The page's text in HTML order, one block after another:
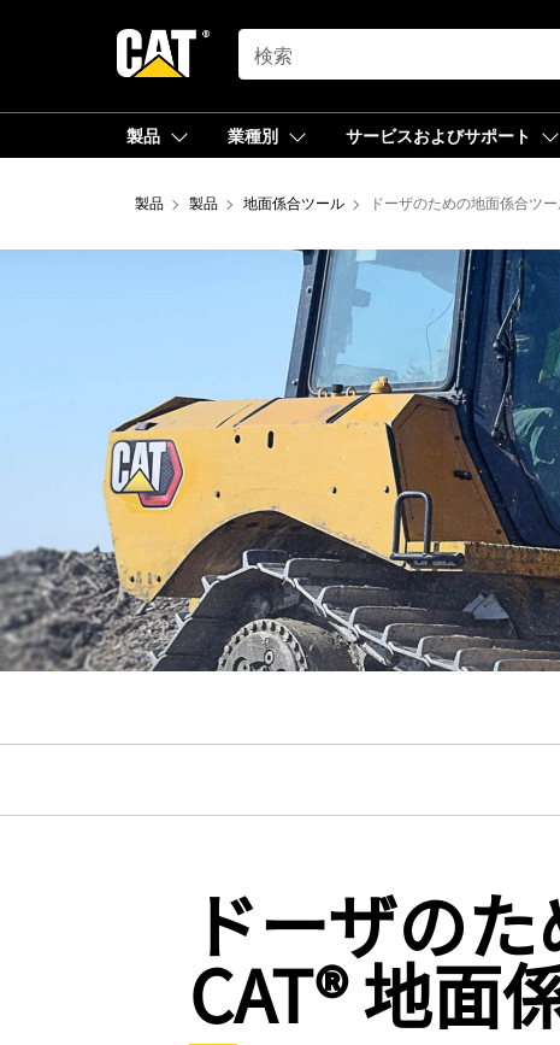
SEARCH
製品 業種別 サービスおよびサポート
製品 製品 地面係合ツール ドーザのための地面係合ツ
ドーザの
CAT® 地面